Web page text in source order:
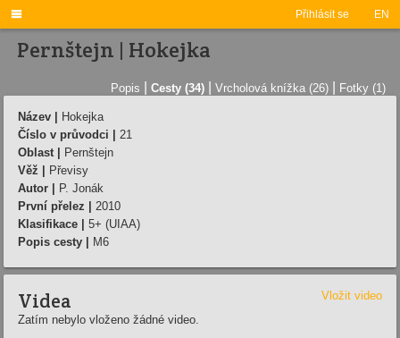
Přihlásit se EN

Pernštejn | Hokejka
Popis Cesty (34) Vrcholová knížka (26) Fotky (1)
Název |
Hokejka
Číslo v průvodci |
21
Oblast |
Pernštejn
Věž |
Převisy
Autor |
P. Jonák
První přelez |
2010
Klasifikace |
5+ (UIAA)
Popis cesty |
M6
Videa
Vložit video
Zatím nebylo vloženo žádné video.